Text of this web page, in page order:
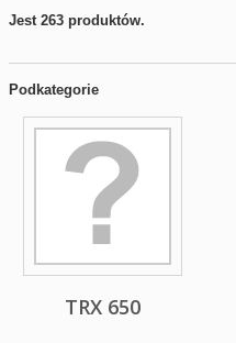
Jest 263 produktów.
Podkategorie
TRX 650